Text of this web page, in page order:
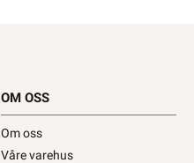
OM OSS
Om oss
Våre varehus